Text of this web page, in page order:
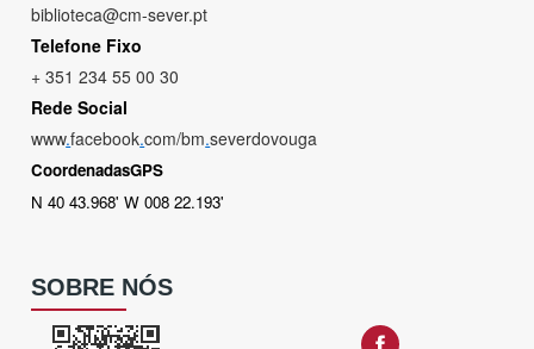
biblioteca@cm-sever.pt
Telefone Fixo
+ 351 234 55 00 30
Rede Social
www.facebook.com/bm.severdovouga
CoordenadasGPS
N 40 43.968' W 008 22.193'
SOBRE NÓS